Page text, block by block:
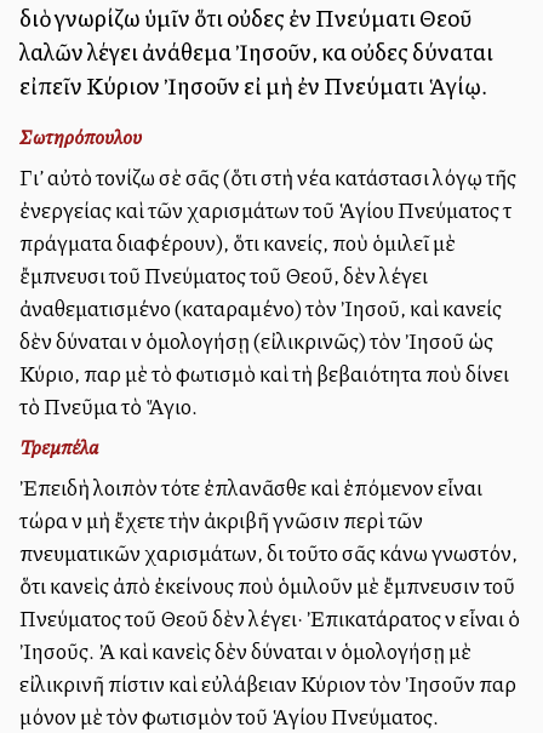
διὸ γνωρίζω ὑμῖν ὅτι οὐδεὶς ἐν Πνεύματι Θεοῦ
λαλῶν λέγει ἀνάθεμα Ἰησοῦν, καὶ οὐδεὶς δύναται
εἰπεῖν Κύριον Ἰησοῦν εἰ μὴ ἐν Πνεύματι Ἁγίῳ.
Σωτηρόπουλου
Γι’ αὐτὸ τονίζω σὲ σᾶς (ὅτι στὴ νέα κατάστασι λόγῳ τῆς
ἐνεργείας καὶ τῶν χαρισμάτων τοῦ Ἁγίου Πνεύματος τὰ
πράγματα διαφέρουν), ὅτι κανείς, ποὺ ὁμιλεῖ μὲ
ἔμπνευσι τοῦ Πνεύματος τοῦ Θεοῦ, δὲν λέγει
ἀναθεματισμένο (καταραμένο) τὸν Ἰησοῦ, καὶ κανείς
δὲν δύναται νὰ ὁμολογήσῃ (εἰλικρινῶς) τὸν Ἰησοῦ ὡς
Κύριο, παρὰ μὲ τὸ φωτισμὸ καὶ τὴ βεβαιότητα ποὺ δίνει
τὸ Πνεῦμα τὸ Ἅγιο.
Τρεμπέλα
Ἐπειδὴ λοιπὸν τότε ἐπλανᾶσθε καὶ ἑπόμενον εἶναι
τώρα νὰ μὴ ἔχετε τὴν ἀκριβῆ γνῶσιν περὶ τῶν
πνευματικῶν χαρισμάτων, διὰ τοῦτο σᾶς κάνω γνωστόν,
ὅτι κανεὶς ἀπὸ ἐκείνους ποὺ ὁμιλοῦν μὲ ἔμπνευσιν τοῦ
Πνεύματος τοῦ Θεοῦ δὲν λέγει· Ἐπικατάρατος νὰ εἶναι ὁ
Ἰησοῦς. Ἀλλὰ καὶ κανεὶς δὲν δύναται νὰ ὁμολογήσῃ μὲ
εἰλικρινῆ πίστιν καὶ εὐλάβειαν Κύριον τὸν Ἰησοῦν παρὰ
μόνον μὲ τὸν φωτισμὸν τοῦ Ἁγίου Πνεύματος.